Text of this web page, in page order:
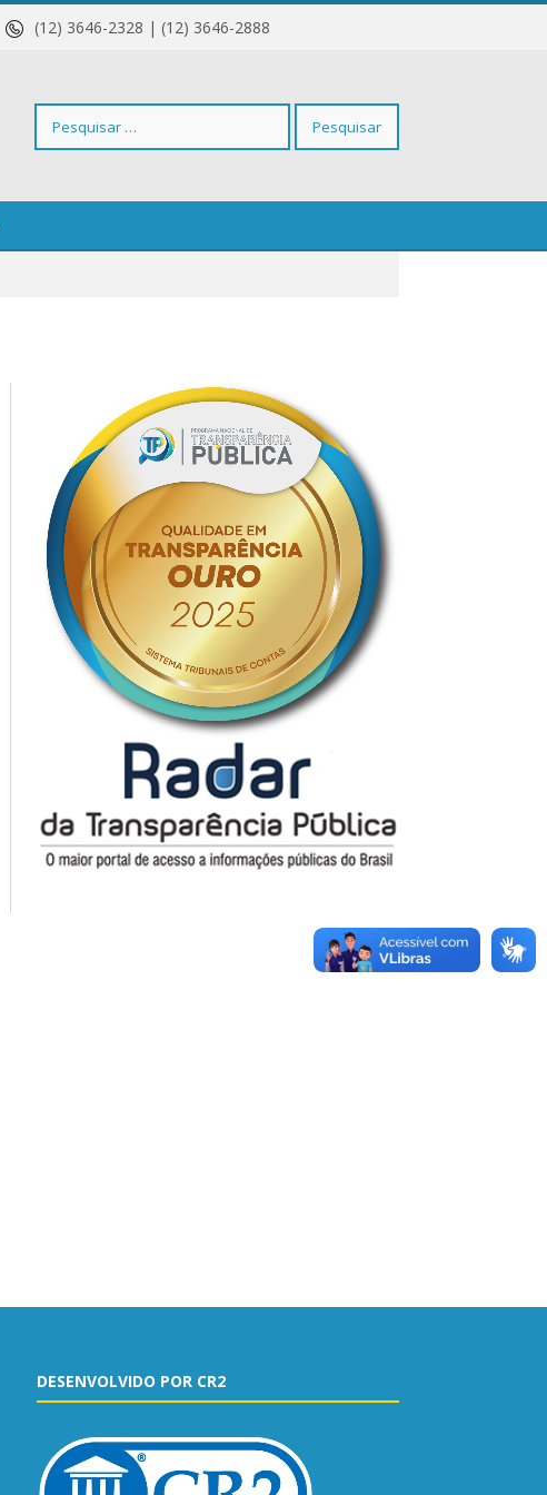
(12) 3646-2328 | (12) 3646-2888
Pesquisar
DESENVOLVIDO POR CR2